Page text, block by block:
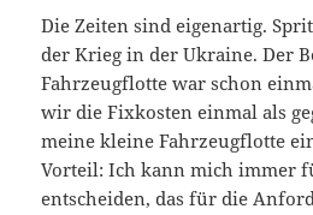
Die Zeiten sind eigenartig.
der Krieg in der Ukraine. Der
Fahrzeugflotte war schon
wir die Fixkosten einmal als
meine kleine Fahrzeugflotte
Vorteil: Ich kann mich immer
entscheiden, das für die